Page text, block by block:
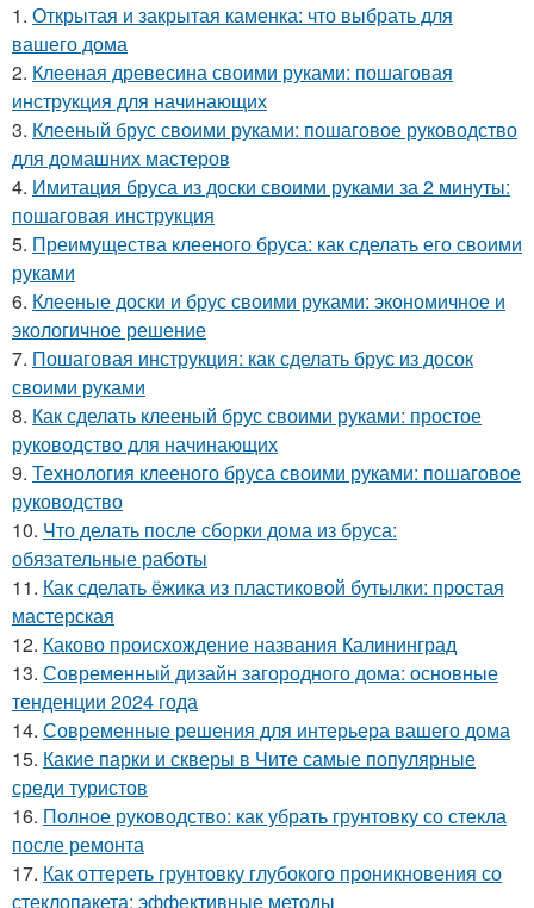
1. Открытая и закрытая каменка: что выбрать для
вашего дома
2. Клееная древесина своими руками: пошаговая
инструкция для начинающих
3. Клееный брус своими руками: пошаговое руководство
для домашних мастеров
4. Имитация бруса из доски своими руками за 2 минуты:
пошаговая инструкция
5. Преимущества клееного бруса: как сделать его своими
руками
6. Клееные доски и брус своими руками: экономичное и
экологичное решение
7. Пошаговая инструкция: как сделать брус из досок
своими руками
8. Как сделать клееный брус своими руками: простое
руководство для начинающих
9. Технология клееного бруса своими руками: пошаговое
руководство
10. Что делать после сборки дома из бруса:
обязательные работы
11. Как сделать ёжика из пластиковой бутылки: простая
мастерская
12. Каково происхождение названия Калининград
13. Современный дизайн загородного дома: основные
тенденции 2024 года
14. Современные решения для интерьера вашего дома
15. Какие парки и скверы в Чите самые популярные
среди туристов
16. Полное руководство: как убрать грунтовку со стекла
после ремонта
17. Как оттереть грунтовку глубокого проникновения со
стеклопакета: эффективные методы